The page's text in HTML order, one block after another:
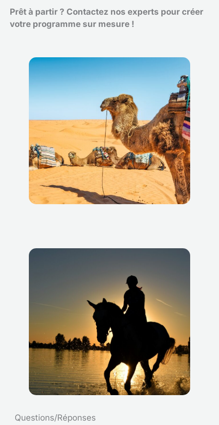
Prêt à partir ? Contactez nos experts pour créer
votre programme sur mesure !
Questions/Réponses